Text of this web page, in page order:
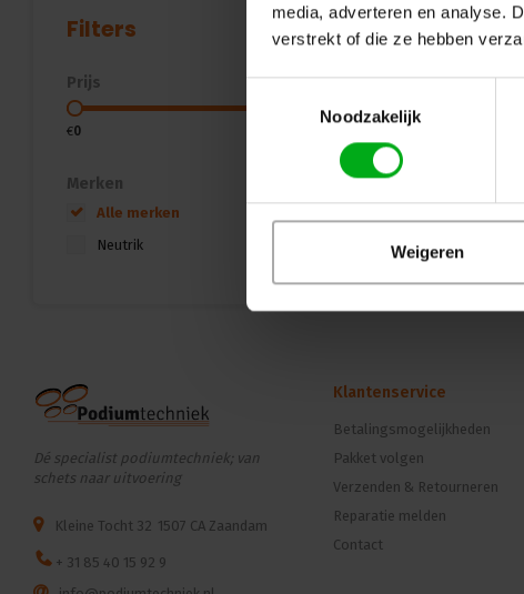
media, adverteren en analyse.
verstrekt of die ze hebben
Noodzakelijk
Weigeren
Filters
Prijs
€0
Merken
Alle merken
Neutrik
Dé specialist podiumtechniek; van
schets naar uitvoering
Kleine Tocht 32 1507 CA Zaandam
+ 31 85 40 15 92 9
Klantenservice
Betalingsmogelijkheden
Pakket volgen
Verzenden & Retourneren
Reparatie melden
Contact